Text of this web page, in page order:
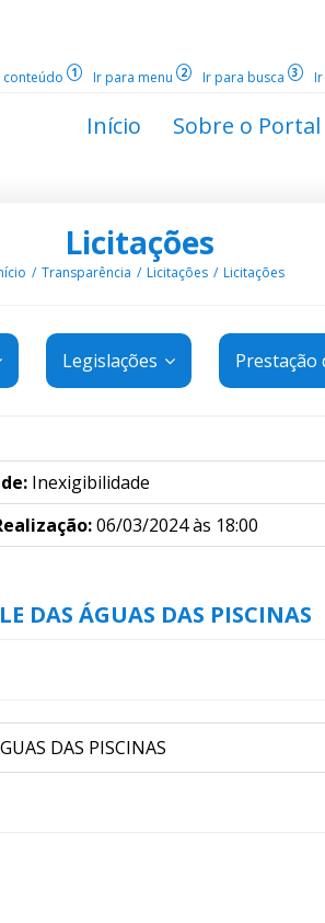
conteúdo 1 Ir para menu 2 Ir para busca 3
Início Sobre o Portal
Licitações
Transparência Licitações Licitações
Legislações Prestação
Inexigibilidade
06/03/2024 às 18:00
DAS ÁGUAS DAS PISCINAS
DAS PISCINAS